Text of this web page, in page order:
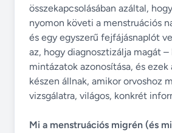
összekapcsolásában azáltal,
nyomon követi a menstruációs
és egy egyszerű fejfájásnaplót
az, hogy diagnosztizálja magát –
mintázatok azonosítása, és ezek
készen állnak, amikor orvoshoz
vizsgálatra, világos, konkrét
Mi a menstruációs migrén (és